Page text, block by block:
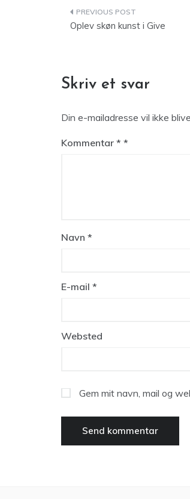
Oplev skøn kunst i Give
Skriv et svar
Din e-mailadresse vil ikke
Kommentar *
Navn *
E-mail *
Websted
Gem mit navn, mail og